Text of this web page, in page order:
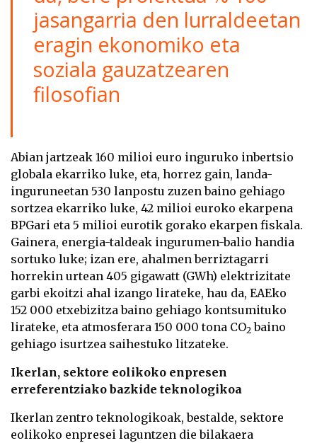
jasangarria den lurraldeetan
eragin ekonomiko eta
soziala gauzatzearen
filosofian
Abian jartzeak 160 milioi euro inguruko inbertsio
globala ekarriko luke, eta, horrez gain, landa-
inguruneetan 530 lanpostu zuzen baino gehiago
sortzea ekarriko luke, 42 milioi euroko ekarpena
BPGari eta 5 milioi eurotik gorako ekarpen fiskala.
Gainera, energia-taldeak ingurumen-balio handia
sortuko luke; izan ere, ahalmen berriztagarri
horrekin urtean 405 gigawatt (GWh) elektrizitate
garbi ekoitzi ahal izango lirateke, hau da, EAEko
152 000 etxebizitza baino gehiago kontsumituko
lirateke, eta atmosferara 150 000 tona CO2 baino
gehiago isurtzea saihestuko litzateke.
Ikerlan, sektore eolikoko enpresen
erreferentziako bazkide teknologikoa
Ikerlan zentro teknologikoak, bestalde, sektore
eolikoko enpresei laguntzen die bilakaera